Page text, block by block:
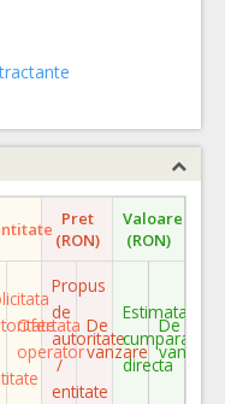
Pret
(RON)
Valoare
(RON)
Ofertata
operator
Propus
de
autoritate
/
entitate
De
vanzare
Estimata
cumparare
directa
De
vanzare